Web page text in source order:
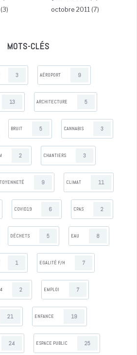
(3) octobre 2011 (7)
MOTS-CLÉS
3 AÉROPORT 9
13 ARCHITECTURE 5
BRUIT 5 CANNABIS 3
2 CHANTIERS 3
9 CLIMAT 11
COVID19 6 CPAS 2
DÉCHETS 5 EAU 8
1 EGALITÉ F/H 7
2 EMPLOI 7
21 ENFANCE 19
24 ESPACE PUBLIC 25